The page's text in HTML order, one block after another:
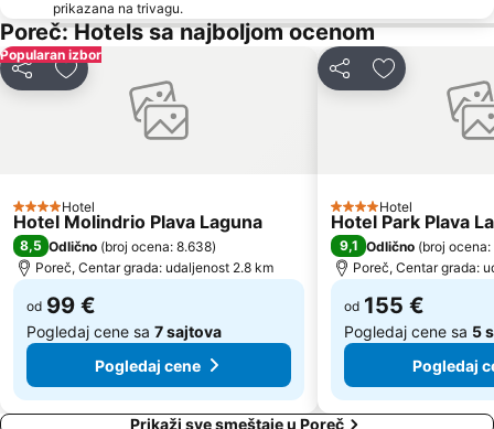
Gradsko kupalište Poreč
Polari
St. Bernardin
Simonov zaliv
Adria Ankaran
Stand up Comedy by Željko Pervan
Parentium
Galeb AC Solaris
Valeta AC Lanterna
Fisherman's Party
Koversada
Laguna
prikazana na trivagu.
Poreč: Hotels sa najboljom ocenom
Popularan izbor
Deli Dodati u favorite
4 Zvezdice
Hotel
Hotel Molindrio Plava Laguna
8,5 Odlično (broj ocena: 8.638)
Poreč, Centar grada: udaljenost 2.8 km
od 99 €
Pogledaj cene sa 7 sajtova
Pogledaj cene
Deli Dodati u
4 Zvezdice
Hotel
Hotel Park Plava
9,1 Odlično (broj ocena:
Poreč, Centar grada:
od 155 €
Pogledaj cene sa 5
Pogledaj
Prikaži sve smeštaje u Poreč